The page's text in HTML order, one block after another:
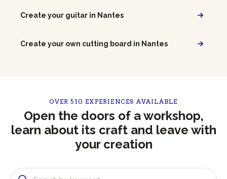
Create your guitar in Nantes
Create your own cutting board in Nantes
OVER 510 EXPERIENCES AVAILABLE
Open the doors of a workshop,
learn about its craft and leave with
your creation